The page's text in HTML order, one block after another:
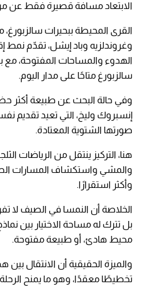
الابتعاد مسافة قصيرة فقط عن
القرى المحيطة ببحيرات
وغروندلزيه وباد إيشل، تقدّم نمط
الهدوء والمساحات المفتوحة، مع
سالزبورغ متاحًا على مدار اليوم.
وفي حالة البحث عن طبيعة أكثر
إنسبروك وليخ، التي تعيد
صورتها الشتوية المعتادة.
هنا، التركيز ينتقل من الرياضات
والمشي واستكشاف المسارات
وأكثر استقرارًا.
الخلاصة أن النمسا في الصيف لا
بل تترك له مساحة الاختيار بين
محيط هادئ، أو طبيعة مفتوحة.
والميزة الحقيقية أن الانتقال بين
تخطيطًا معقدًا، وهو ما يمنح